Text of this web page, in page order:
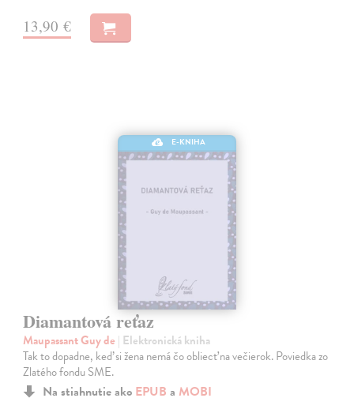
13,90 €
E-KNIHA
Diamantová reťaz
Maupassant Guy de | Elektronická kniha
Tak to dopadne, keď si žena nemá čo obliecť na večierok. Poviedka zo
Zlatého fondu SME.
Na stiahnutie ako EPUB a MOBI